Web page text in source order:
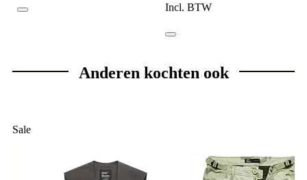
Incl. BTW
Anderen kochten ook
Sale